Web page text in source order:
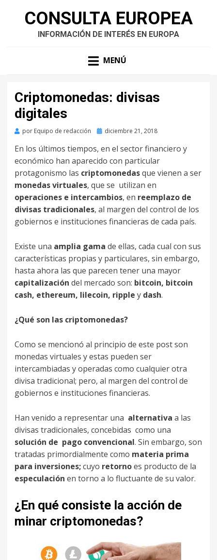
CONSULTA EUROPEA
INFORMACIÓN DE INTERÉS EN EUROPA
MENÚ
Criptomonedas: divisas
digitales
por Equipo de redacción
Publicado
diciembre 21, 2018
En los últimos tiempos, en el sector financiero y
económico han aparecido con particular
protagonismo las criptomonedasque vienen a ser
monedas virtuales, que se utilizan en
operaciones e intercambios, en reemplazo de
divisas tradicionales, al margen del control de los
gobiernos e instituciones financieras de cada país.
Existe una amplia gama de ellas, cada cual con sus
características propias y particulares, sin embargo,
hasta ahora las que parecen tener una mayor
capitalización del mercado son: bitcoin, bitcoin
cash, ethereum, lilecoin, ripple y dash.
¿Qué son las criptomonedas?
Como se mencionó al principio de este post son
monedas virtuales y estas pueden ser
intercambiadas y operadas como cualquier otra
divisa tradicional; pero, al margen del control de
gobiernos e instituciones financieras.
Han venido a representar una alternativa a las
divisas tradicionales, concebidas como una
solución de pago convencional. Sin embargo, son
tratadas primordialmente como materia prima
para inversiones;cuyo retornoes producto de la
especulación en torno a lo fluctuante de su valor.
¿En qué consiste la acción de
minar criptomonedas?